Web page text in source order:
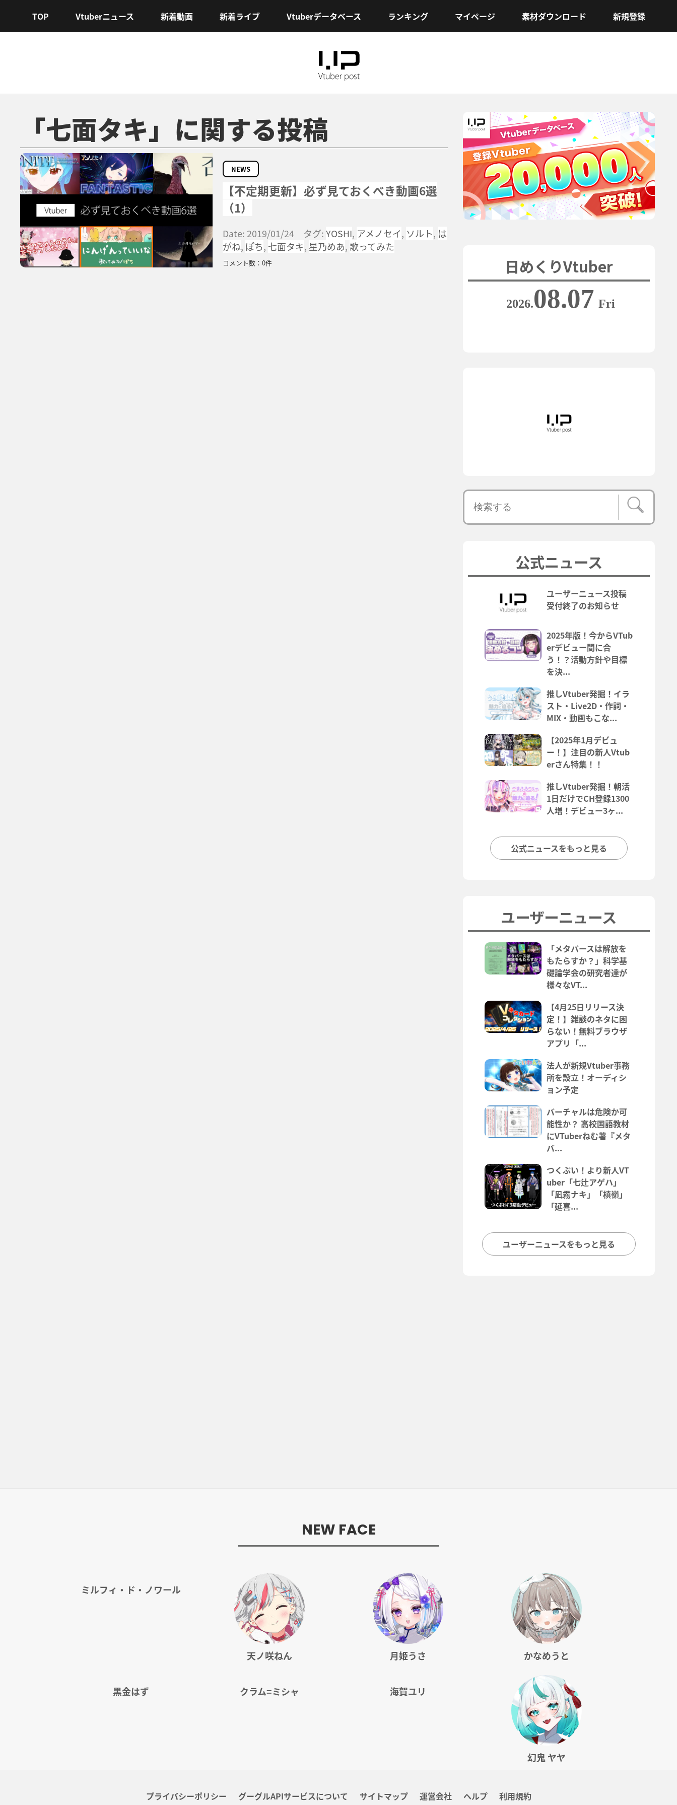
TOP Vtuberニュース 新着動画 新着ライブ Vtuberデータベース ランキング マイページ 素材ダウンロード 新規登録
「七面タキ」に関する投稿
NEWS
【不定期更新】必ず見ておくべき動画6選
（1）
Date: 2019/01/24 タグ:YOSHI, アメノセイ, ソルト, は
がね, ぽち, 七面タキ, 星乃めあ,歌ってみた
コメント数：0件 日めくりVtuber
2026.08.07 Fri
公式ニュース
ユーザーニュース投稿
受付終了のお知らせ
2025年版！今からVTub
erデビュー間に合
う！？活動方針や目標
を決...
推しVtuber発掘！イラ
スト・Live2D・作詞・
MIX・動画もこな...
【2025年1月デビュ
ー！】注目の新人Vtub
erさん特集！！
推しVtuber発掘！朝活
1日だけでCH登録1300
人増！デビュー3ヶ...
公式ニュースをもっと見る
ユーザーニュース
「メタバースは解放を
もたらすか？」科学基
礎論学会の研究者達が
様々なVT...
【4月25日リリース決
定！】雑談のネタに困
らない！無料ブラウザ
アプリ「...
法人が新規Vtuber事務
所を設立！オーディシ
ョン予定
バーチャルは危険か可
能性か？ 高校国語教材
にVTuberねむ著『メタ
バ...
つくぶい！より新人VT
uber「七辻アゲハ」
「凪霧ナキ」「槙嶺」
「延喜...
ユーザーニュースをもっと見る
NEW FACE
ミルフィ・ド・ノワール
天ノ咲ねん 月姫うさ かなめうと
黒金はず クラム=ミシャ 海賀ユリ
幻鬼 ヤヤ
プライバシーポリシー グーグルAPIサービスについて サイトマップ 運営会社 ヘルプ 利用規約